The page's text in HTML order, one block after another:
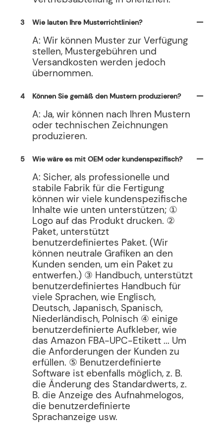
3 Wie lauten Ihre Musterrichtlinien?
A: Wir können Muster zur Verfügung
stellen, Mustergebühren und
Versandkosten werden jedoch
übernommen.
4 Können Sie gemäß den Mustern produzieren?
A: Ja, wir können nach Ihren Mustern
oder technischen Zeichnungen
produzieren.
5 Wie wäre es mit OEM oder kundenspezifisch?
A: Sicher, als professionelle und
stabile Fabrik für die Fertigung
können wir viele kundenspezifische
Inhalte wie unten unterstützen; ①
Logo auf das Produkt drucken. ②
Paket, unterstützt
benutzerdefiniertes Paket. (Wir
können neutrale Grafiken an den
Kunden senden, um ein Paket zu
entwerfen.) ③ Handbuch, unterstützt
benutzerdefiniertes Handbuch für
viele Sprachen, wie Englisch,
Deutsch, Japanisch, Spanisch,
Niederländisch, Polnisch ④ einige
benutzerdefinierte Aufkleber, wie
das Amazon FBA-UPC-Etikett ... Um
die Anforderungen der Kunden zu
erfüllen. ⑤ Benutzerdefinierte
Software ist ebenfalls möglich, z. B.
die Änderung des Standardwerts, z.
B. die Anzeige des Aufnahmelogos,
die benutzerdefinierte
Sprachanzeige usw.